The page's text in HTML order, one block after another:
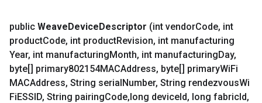
public WeaveDeviceDescriptor (int vendorCode, int
productCode, int productRevision, int manufacturing
Year, int manufacturingMonth, int manufacturingDay,
byte[] primary802154MACAddress, byte[] primaryWiFi
MACAddress, String serialNumber, String rendezvousWi
FiESSID, String pairingCode,long deviceId, long fabricId,